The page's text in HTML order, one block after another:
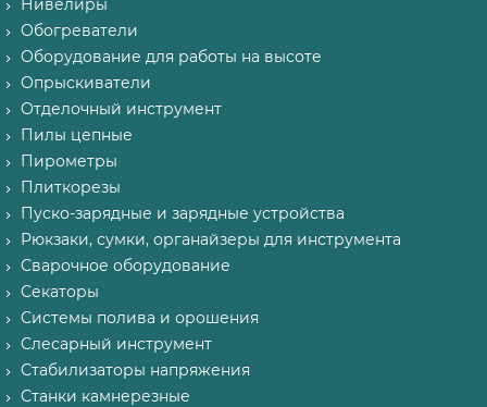
Нивелиры
Обогреватели
Оборудование для работы на высоте
Опрыскиватели
Отделочный инструмент
Пилы цепные
Пирометры
Плиткорезы
Пуско-зарядные и зарядные устройства
Рюкзаки, сумки, органайзеры для инструмента
Сварочное оборудование
Секаторы
Системы полива и орошения
Слесарный инструмент
Стабилизаторы напряжения
Станки камнерезные